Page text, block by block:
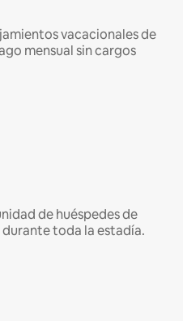
vacacionales de
mensual sin cargos
de huéspedes de
toda la estadía.